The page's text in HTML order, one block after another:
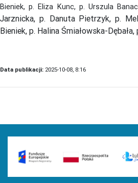
Bieniek, p. Eliza Kunc, p. Urszula
Jarznicka, p. Danuta Pietrzyk, p.
Bieniek, p. Halina Śmiałowska-
Data publikacji: 2025-10-08, 8:16